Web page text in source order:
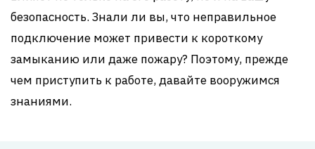
безопасность. Знали ли вы, что неправильное
подключение может привести к короткому
замыканию или даже пожару? Поэтому, прежде
чем приступить к работе, давайте вооружимся
знаниями.